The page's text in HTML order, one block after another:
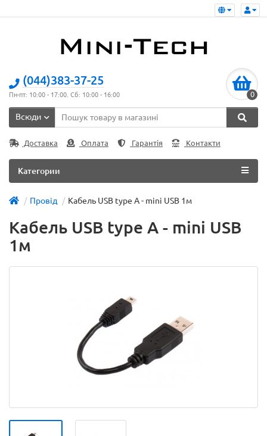
(044)383-37-25
Пн-пт: 10:00 - 17:00. Сб: 10:00 - 16:00 0
Всюди
Доставка Оплата Гарантія Контакти
Категории
Провід Кабель USB type A - mini USB 1м
Кабель USB type A - mini USB
1м